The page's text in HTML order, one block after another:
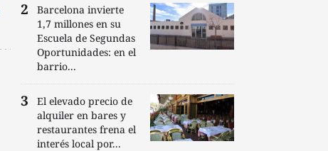
Barcelona invierte
1,7 millones en su
Escuela de Segundas
Oportunidades: en el
barrio...
El elevado precio de
alquiler en bares y
restaurantes frena el
interés local por...